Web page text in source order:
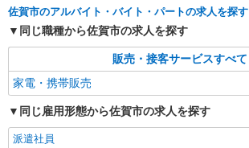
佐賀市のアルバイト・バイト・パートの求人を探す
同じ職種から佐賀市の求人を探す
販売・接客サービスすべて
家電・携帯販売
同じ雇用形態から佐賀市の求人を探す
派遣社員